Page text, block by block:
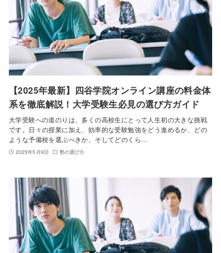
【2025年最新】四谷学院オンライン講座の料金体
系を徹底解説！大学受験生必見の選び方ガイド
大学受験への道のりは、多くの高校生にとって人生初の大きな挑戦
です。日々の授業に加え、効率的な受験勉強をどう進めるか、どの
ような予備校を選ぶべきか、そしてどのくら…
2025年5月9日 塾の選び方